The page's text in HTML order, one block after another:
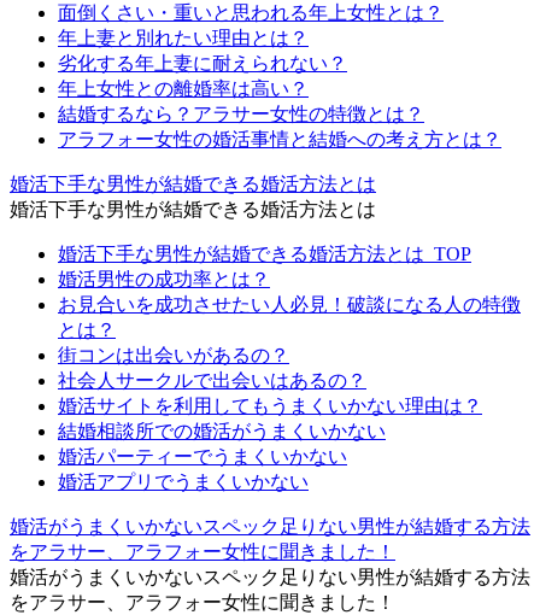
面倒くさい・重いと思われる年上女性とは？
年上妻と別れたい理由とは？
劣化する年上妻に耐えられない？
年上女性との離婚率は高い？
結婚するなら？アラサー女性の特徴とは？
アラフォー女性の婚活事情と結婚への考え方とは？
婚活下手な男性が結婚できる婚活方法とは
婚活下手な男性が結婚できる婚活方法とは
婚活下手な男性が結婚できる婚活方法とは_TOP
婚活男性の成功率とは？
お見合いを成功させたい人必見！破談になる人の特徴
とは？
街コンは出会いがあるの？
社会人サークルで出会いはあるの？
婚活サイトを利用してもうまくいかない理由は？
結婚相談所での婚活がうまくいかない
婚活パーティーでうまくいかない
婚活アプリでうまくいかない
婚活がうまくいかないスペック足りない男性が結婚する方法
をアラサー、アラフォー女性に聞きました！
婚活がうまくいかないスペック足りない男性が結婚する方法
をアラサー、アラフォー女性に聞きました！